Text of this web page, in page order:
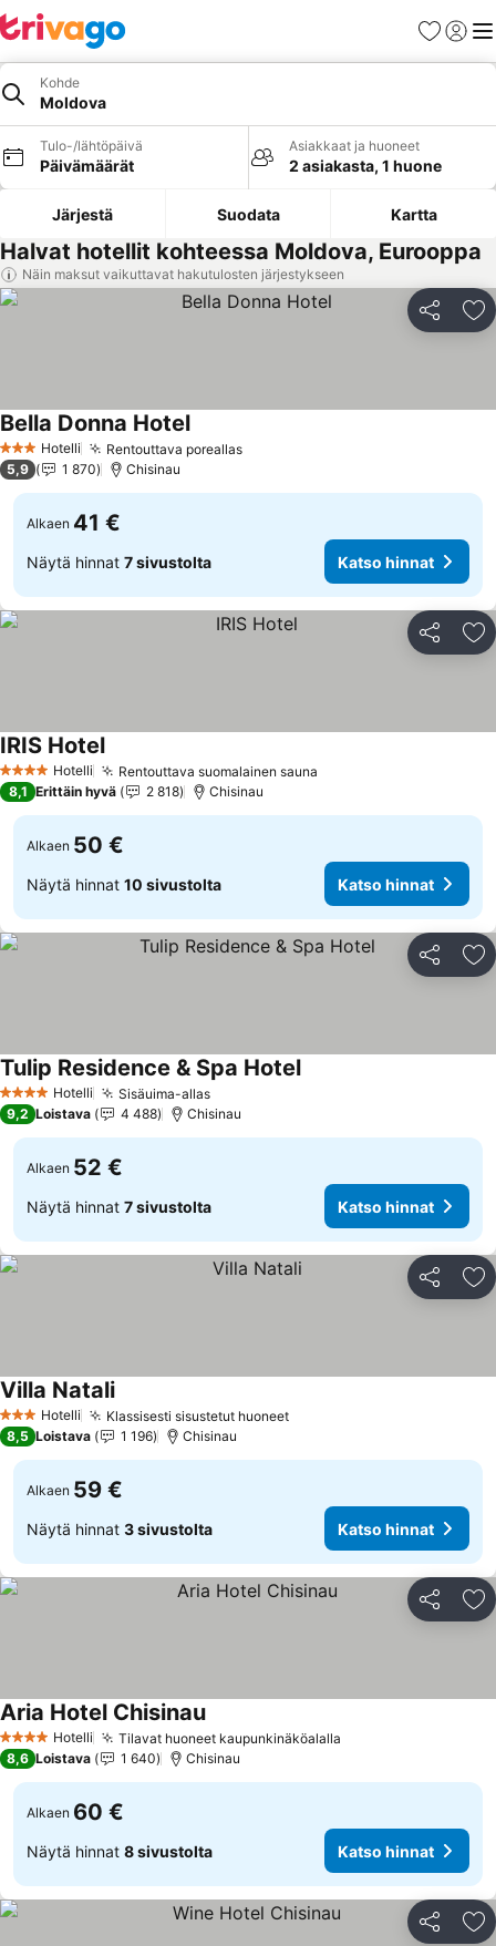
Suosikit
Kohde
Moldova
Tulo-/lähtöpäivä
Päivämäärät
Asiakkaat ja huoneet
2 asiakasta, 1 huone
Järjestä Suodata Kartta
Halvat hotellit kohteessa Moldova, Eurooppa
Näin maksut vaikuttavat hakutulosten järjestykseen
Jaa
3 Tähtiluokitus
Hotelli Rentouttava poreallas
Bella Donna Hotel
5,9 1 870 Chisinau
Alkaen 41 €
Näytä hinnat 7 sivustolta Katso hinnat
Jaa
4 Tähtiluokitus
Hotelli Rentouttava suomalainen sauna
IRIS Hotel
8,1 Erittäin hyvä 2 818 Chisinau
Alkaen 50 €
Näytä hinnat 10 sivustolta Katso hinnat
Jaa
4 Tähtiluokitus
Hotelli Sisäuima-allas
Tulip Residence & Spa Hotel
9,2 Loistava 4 488 Chisinau
Alkaen 52 €
Näytä hinnat 7 sivustolta Katso hinnat
Jaa
3 Tähtiluokitus
Hotelli Klassisesti sisustetut huoneet
Villa Natali
8,5 Loistava 1 196 Chisinau
Alkaen 59 €
Näytä hinnat 3 sivustolta Katso hinnat
Jaa
4 Tähtiluokitus
Hotelli Tilavat huoneet kaupunkinäköalalla
Aria Hotel Chisinau
8,6 Loistava 1 640 Chisinau
Alkaen 60 €
Näytä hinnat 8 sivustolta Katso hinnat
Jaa